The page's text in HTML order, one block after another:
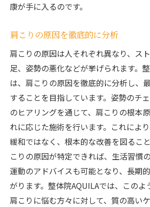
康が手に入るのです。
肩こりの原因を徹底的に分析
肩こりの原因は人それぞれ異なり、ス
足、姿勢の悪化などが挙げられます。
は、肩こりの原因を徹底的に分析し、
することを目指しています。姿勢のチ
のヒアリングを通じて、肩こりの根本
れに応じた施術を行います。これによ
緩和ではなく、根本的な改善を図るこ
こりの原因が特定できれば、生活習慣
運動のアドバイスも可能となり、長期
がります。整体院AQUILAでは、このよ
肩こりに悩む方々に対して、質の高い